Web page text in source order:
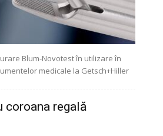
Blum-Novotest în utilizare în
medicale la Getsch+Hiller
coroana regală